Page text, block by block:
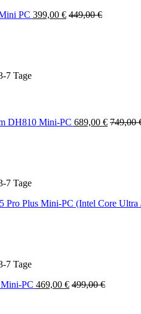
PC 399,00 € 449,00€
7 Tage
DH810 Mini-PC 689,00 € 749,00
7 Tage
Pro Plus Mini-PC (Intel Core
7 Tage
PC 469,00 € 499,00€